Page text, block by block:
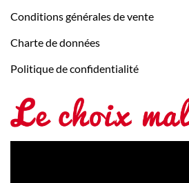
Conditions générales de vente
Charte de données
Politique de confidentialité